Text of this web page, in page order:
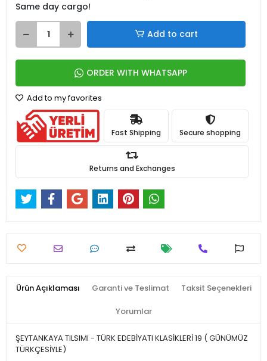
Same day cargo!
Add to cart
ORDER WITH WHATSAPP
Add to my favorites
Fast Shipping Secure shopping
Returns and Exchanges
Ürün Açıklaması Garanti ve Teslimat Taksit Seçenekleri
Yorumlar
ŞEYTANKAYA TILSIMI - TÜRK EDEBİYATI KLASİKLERİ 19 ( GÜNÜMÜZ
TÜRKÇESİYLE)